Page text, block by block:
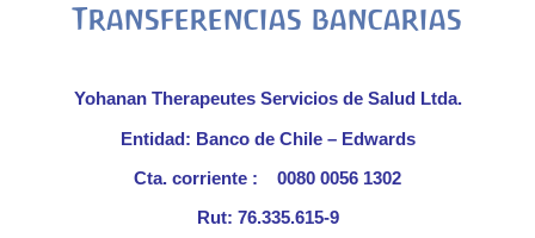
Transferencias bancarias
Yohanan Therapeutes Servicios de Salud Ltda.
Entidad: Banco de Chile – Edwards
Cta. corriente : 0080 0056 1302
Rut: 76.335.615-9